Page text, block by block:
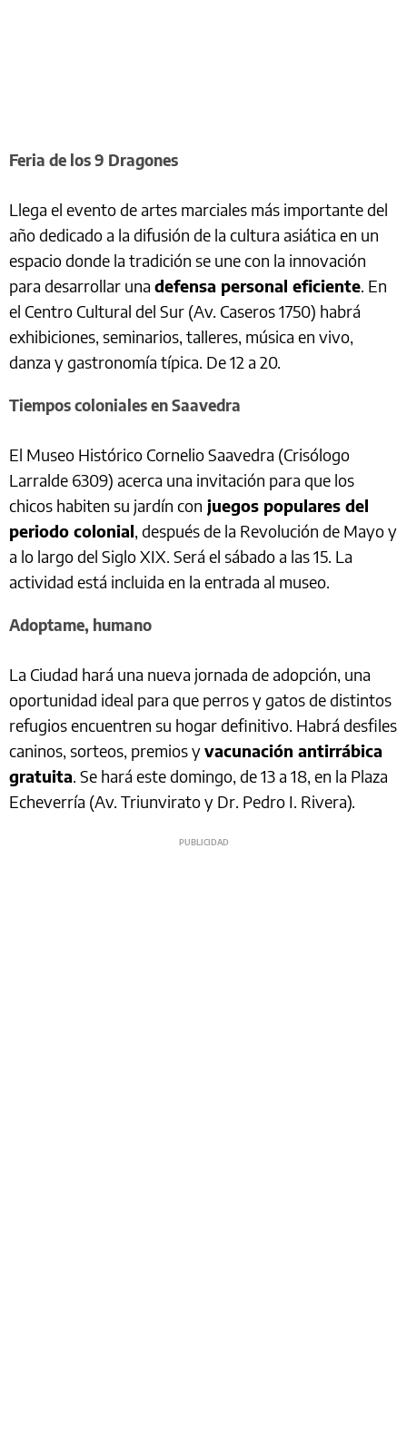
Feria de los 9 Dragones
Llega el evento de artes marciales más importante del
año dedicado a la difusión de la cultura asiática en un
espacio donde la tradición se une con la innovación
para desarrollar una defensa personal eficiente. En
el Centro Cultural del Sur (Av. Caseros 1750) habrá
exhibiciones, seminarios, talleres, música en vivo,
danza y gastronomía típica. De 12 a 20.
Tiempos coloniales en Saavedra
El Museo Histórico Cornelio Saavedra (Crisólogo
Larralde 6309) acerca una invitación para que los
chicos habiten su jardín con juegos populares del
periodo colonial, después de la Revolución de Mayo y
a lo largo del Siglo XIX. Será el sábado a las 15. La
actividad está incluida en la entrada al museo.
Adoptame, humano
La Ciudad hará una nueva jornada de adopción, una
oportunidad ideal para que perros y gatos de distintos
refugios encuentren su hogar definitivo. Habrá desfiles
caninos, sorteos, premios yvacunación antirrábica
gratuita. Se hará este domingo, de 13 a 18, en la Plaza
Echeverría (Av. Triunvirato y Dr. Pedro I. Rivera).